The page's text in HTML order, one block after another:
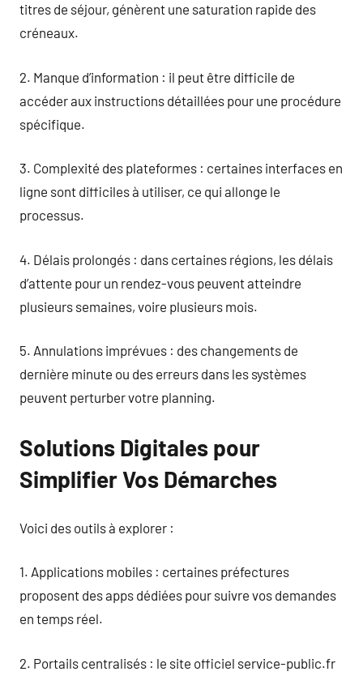
titres de séjour, génèrent une saturation rapide des
créneaux.
2. Manque d’information : il peut être difficile de
accéder aux instructions détaillées pour une procédure
spécifique.
3. Complexité des plateformes : certaines interfaces en
ligne sont difficiles à utiliser, ce qui allonge le
processus.
4. Délais prolongés : dans certaines régions, les délais
d’attente pour un rendez-vous peuvent atteindre
plusieurs semaines, voire plusieurs mois.
5. Annulations imprévues : des changements de
dernière minute ou des erreurs dans les systèmes
peuvent perturber votre planning.
Solutions Digitales pour
Simplifier Vos Démarches
Voici des outils à explorer :
1. Applications mobiles : certaines préfectures
proposent des apps dédiées pour suivre vos demandes
en temps réel.
2. Portails centralisés : le site officiel service-public.fr